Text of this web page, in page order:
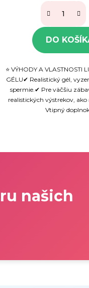
DO
⭐ VÝHODY A VLASTNOSTI
GÉLU✔ Realistický gél,
spermie.✔ Pre väčšiu
realistických výstrekov,
Vtipný
našich